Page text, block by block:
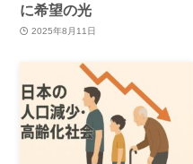
に希望の光
2025年8月11日